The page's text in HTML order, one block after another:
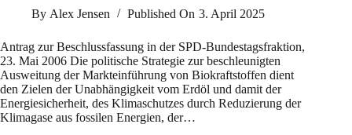
By Alex Jensen Published On 3. April 2025
Antrag zur Beschlussfassung in der SPD-Bundestagsfraktion,
23. Mai 2006 Die politische Strategie zur beschleunigten
Ausweitung der Markteinführung von Biokraftstoffen dient
den Zielen der Unabhängigkeit vom Erdöl und damit der
Energiesicherheit, des Klimaschutzes durch Reduzierung der
Klimagase aus fossilen Energien, der…